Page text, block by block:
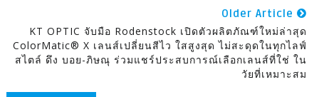
Older Article
KT OPTIC จับมือ Rodenstock เปิดตัวผลิตภัณฑ์ใหม่ล่าสุด
ColorMatic® X เลนส์เปลี่ยนสีไว ใสสูงสุด ไม่สะดุดในทุกไลฟ์
สไตล์ ดึง บอย-ภิษณุ ร่วมแชร์ประสบการณ์เลือกเลนส์ที่ใช่ ใน
วัยที่เหมาะสม